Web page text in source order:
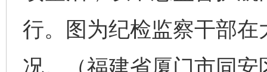
行。图为纪检监察干部
况。（福建省厦门市同